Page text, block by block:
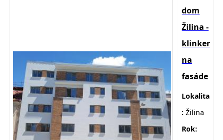
dom
Žilina -
klinker
na
fasáde
Lokalita
: Žilina
Rok: